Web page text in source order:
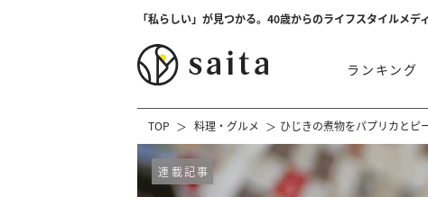
「私らしい」が見つかる。40歳からのライフスタイルメデ
ランキング
TOP 料理・グルメ ひじきの煮物をパプリカとピ
連載記事